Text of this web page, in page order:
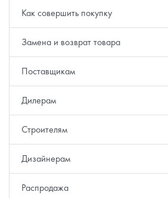
Как совершить покупку
Замена и возврат товара
Поставщикам
Дилерам
Строителям
Дизайнерам
Распродажа